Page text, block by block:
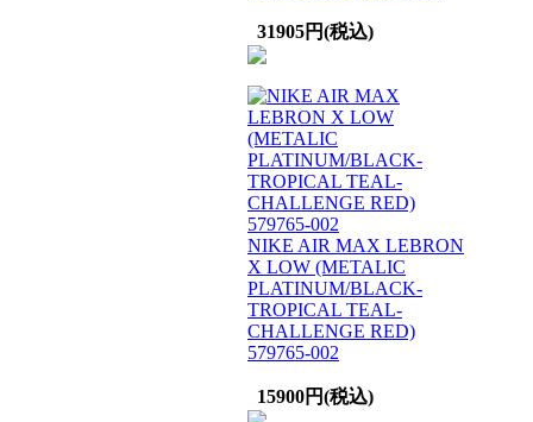
31905円(税込)
NIKE AIR MAX LEBRON
X LOW (METALIC
PLATINUM/BLACK-
TROPICAL TEAL-
CHALLENGE RED)
579765-002
15900円(税込)